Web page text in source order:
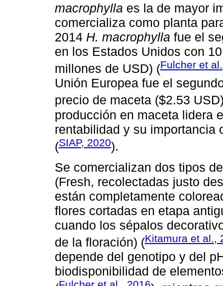
macrophylla es la de mayor
comercializa como planta
2014 H. macrophylla fue el
en los Estados Unidos con
millones de USD) (Fulcher et
Unión Europea fue el
precio de maceta ($2.53
producción en maceta lidera
rentabilidad y su importancia
(SIAP, 2020).
Se comercializan dos tipos
(Fresh, recolectadas justo
están completamente
flores cortadas en etapa
cuando los sépalos
de la floración) (Kitamura et al.,
depende del genotipo y del
biodisponibilidad de